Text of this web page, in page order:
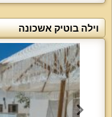
וילה בוטיק אשכונה